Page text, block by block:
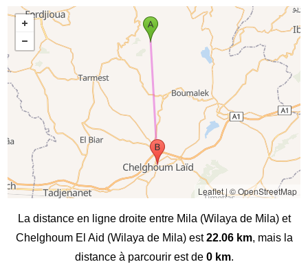
Leaflet| © OpenStreetMap
La distance en ligne droite entre Mila (Wilaya de Mila) et
Chelghoum El Aid (Wilaya de Mila) est22.06 km, mais la
distance à parcourir est de 0 km.